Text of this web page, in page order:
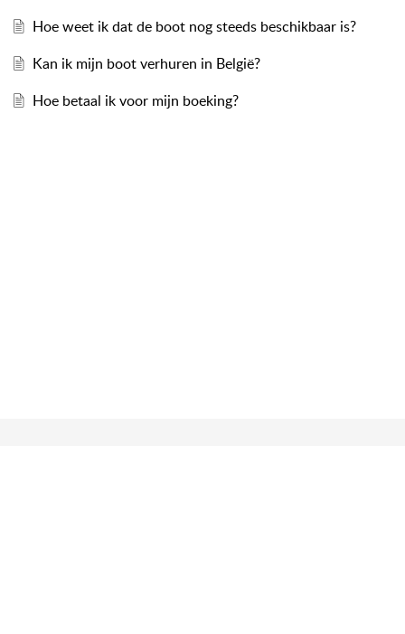
Hoe weet ik dat de boot nog steeds beschikbaar is?
Kan ik mijn boot verhuren in België?
Hoe betaal ik voor mijn boeking?